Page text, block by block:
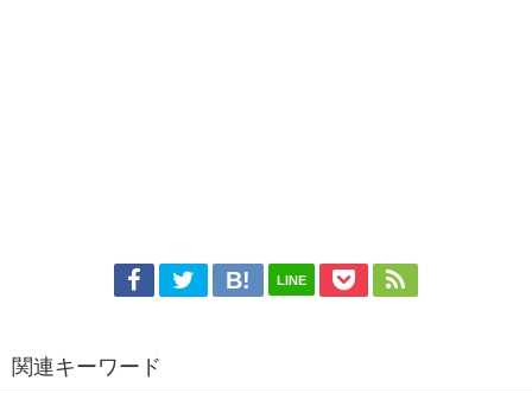
LINE
関連キーワード